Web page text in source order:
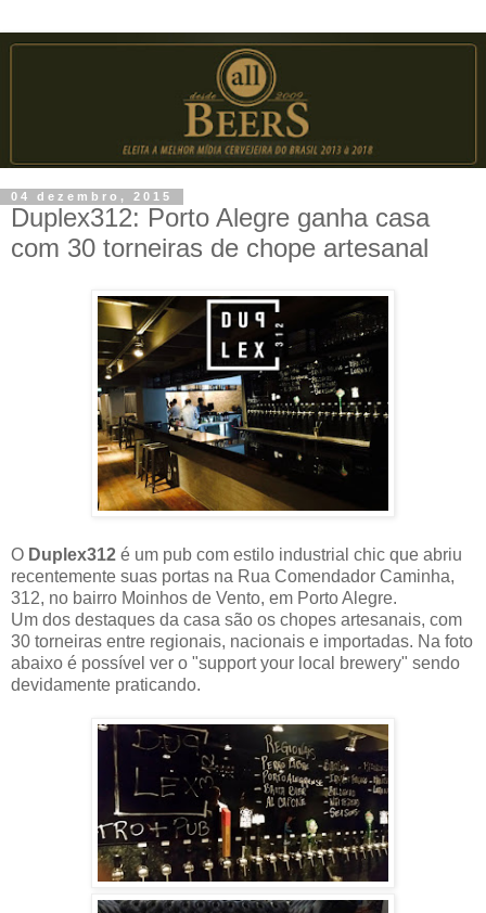
04 dezembro, 2015
Duplex312: Porto Alegre ganha casa
com 30 torneiras de chope artesanal
O Duplex312 é um pub com estilo industrial chic que abriu
recentemente suas portas na Rua Comendador Caminha,
312, no bairro Moinhos de Vento, em Porto Alegre.
Um dos destaques da casa são os chopes artesanais, com
30 torneiras entre regionais, nacionais e importadas. Na foto
abaixo é possível ver o "support your local brewery" sendo
devidamente praticando.